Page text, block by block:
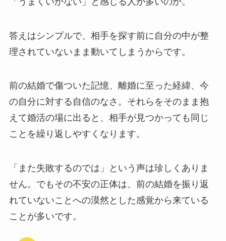
答えはシンプルで、相手を探す前に自分の中が整
理されていないまま動いてしまうからです。
前の結婚で傷ついた記憶、離婚に至った経緯、今
の自分に対する自信のなさ。それらをそのまま抱
えて婚活の場に出ると、相手が見つかっても同じ
ことを繰り返しやすくなります。
「また失敗するのでは」という声は珍しくありま
せん。でもその不安の正体は、前の結婚を振り返
れていないことへの漠然とした感覚から来ている
ことが多いです。